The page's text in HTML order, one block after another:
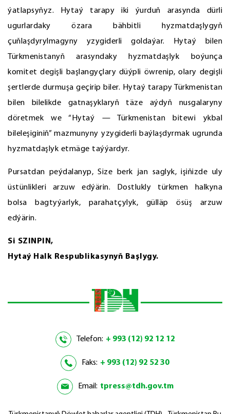
ýatlapsyňyz. Hytaý tarapy iki ýurduň arasynda dürli
ugurlardaky özara bähbitli hyzmatdaşlygyň
çuňlaşdyrylmagyny yzygiderli goldaýar. Hytaý bilen
Türkmenistanyň arasyndaky hyzmatdaşlyk boýunça
komitet degişli başlangyçlary düýpli öwrenip, olary degişli
şertlerde durmuşa geçirip biler. Hytaý tarapy Türkmenistan
bilen bilelikde gatnaşyklaryň täze aýdyň nusgalaryny
döretmek we “Hytaý — Türkmenistan bitewi ykbal
bileleşiginiň” mazmunyny yzygiderli baýlaşdyrmak ugrunda
hyzmatdaşlyk etmäge taýýardyr.
Pursatdan peýdalanyp, Size berk jan saglyk, işiňizde uly
üstünlikleri arzuw edýärin. Dostlukly türkmen halkyna
bolsa bagtyýarlyk, parahatçylyk, gülläp ösüş arzuw
edýärin.
Si SZINPIN,
Hytaý Halk Respublikasynyň Başlygy.
Telefon: + 993 (12) 92 12 12
Faks: + 993 (12) 92 52 30
Email: tpress@tdh.gov.tm